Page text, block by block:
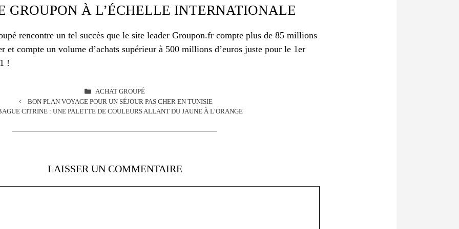
GROUPON À L’ÉCHELLE INTERNATIONALE
rencontre un tel succès que le site leader Groupon.fr compte plus de 85 millions
et compte un volume d’achats supérieur à 500 millions d’euros juste pour le 1er
!
CATÉGORIES
ACHAT GROUPÉ
BON PLAN VOYAGE POUR UN SÉJOUR PAS CHER EN TUNISIE
CITRINE : UNE PALETTE DE COULEURS ALLANT DU JAUNE À L’ORANGE
LAISSER UN COMMENTAIRE